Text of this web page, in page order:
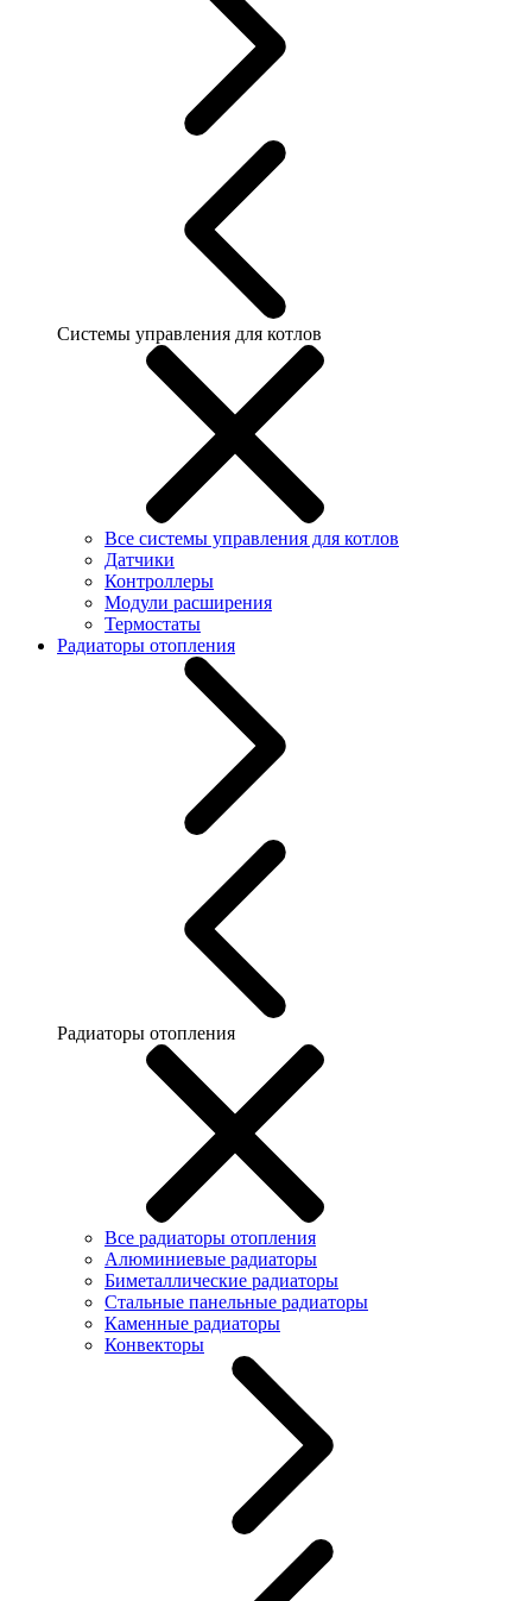
Системы управления для котлов
Все системы управления для котлов
Датчики
Контроллеры
Модули расширения
Термостаты
Радиаторы отопления
Радиаторы отопления
Все радиаторы отопления
Алюминиевые радиаторы
Биметаллические радиаторы
Стальные панельные радиаторы
Каменные радиаторы
Конвекторы